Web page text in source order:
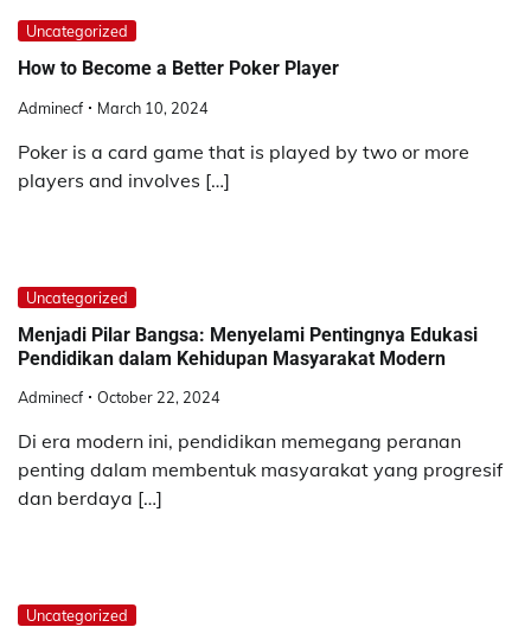
Uncategorized
How to Become a Better Poker Player
Adminecf March 10, 2024
Poker is a card game that is played by two or more
players and involves […]
Uncategorized
Menjadi Pilar Bangsa: Menyelami Pentingnya Edukasi
Pendidikan dalam Kehidupan Masyarakat Modern
Adminecf October 22, 2024
Di era modern ini, pendidikan memegang peranan
penting dalam membentuk masyarakat yang progresif
dan berdaya […]
Uncategorized